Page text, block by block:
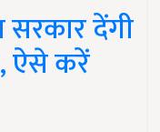
सरकार देंगी
ऐसे करें